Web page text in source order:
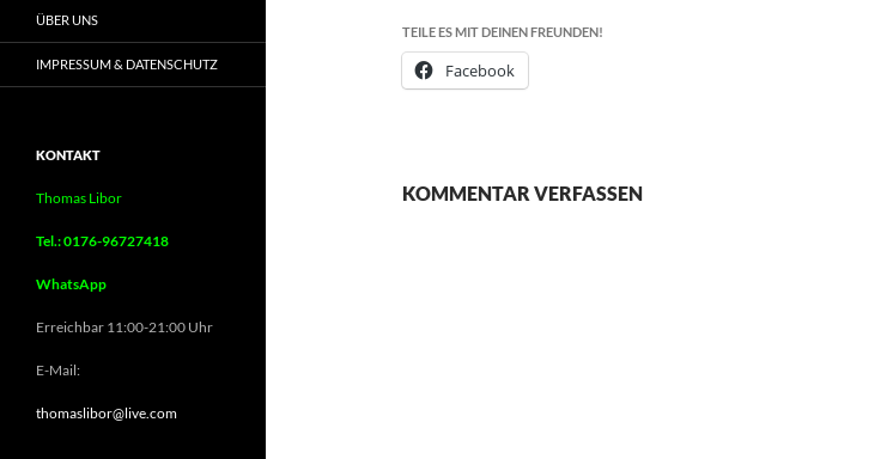
TEILE ES MIT DEINEN FREUNDEN!
Facebook
KOMMENTAR VERFASSEN
ÜBER UNS
IMPRESSUM & DATENSCHUTZ
KONTAKT
Thomas Libor
Tel.: 0176-96727418
WhatsApp
Erreichbar 11:00-21:00 Uhr
E-Mail:
thomaslibor@live.com